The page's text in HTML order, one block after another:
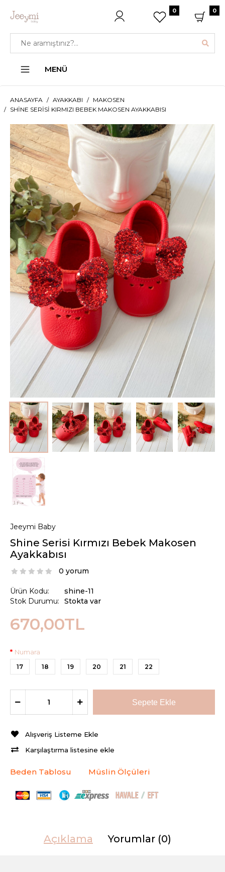
0 0
MENÜ
ANASAYFA AYAKKABI
MAKOSEN
SHINE SERISI KIRMIZI BEBEK MAKOSEN AYAKKABISI
Jeeymi Baby
Shine Serisi Kırmızı Bebek Makosen
Ayakkabısı
0 yorum
Ürün Kodu:
Stok Durumu:
shine-11
Stokta var
670,00TL
Numara
17 18 19 20 21 22
Alışveriş Listeme Ekle
Karşılaştırma listesine ekle
Beden Tablosu Müslin Ölçüleri
Açıklama Yorumlar (0)